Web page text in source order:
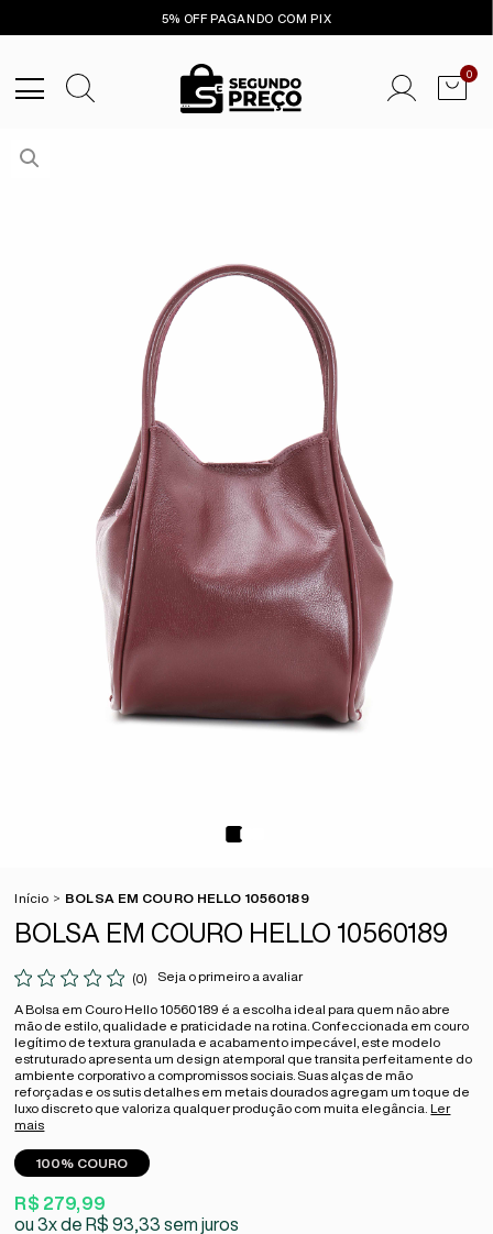
5% OFF PAGANDO COM PIX
0
Início BOLSA EM COURO HELLO 10560189
BOLSA EM COURO HELLO 10560189
(0) Seja o primeiro a avaliar
A Bolsa em Couro Hello 10560189 é a escolha ideal para quem não abre
mão de estilo, qualidade e praticidade na rotina. Confeccionada em couro
legítimo de textura granulada e acabamento impecável, este modelo
estruturado apresenta um design atemporal que transita perfeitamente do
ambiente corporativo a compromissos sociais. Suas alças de mão
reforçadas e os sutis detalhes em metais dourados agregam um toque de
luxo discreto que valoriza qualquer produção com muita elegância. Ler
mais
100% COURO
R$ 279,99
3x
R$ 93,33sem juros